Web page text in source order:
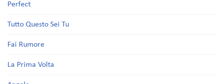
Perfect
Tutto Questo Sei Tu
Fai Rumore
La Prima Volta